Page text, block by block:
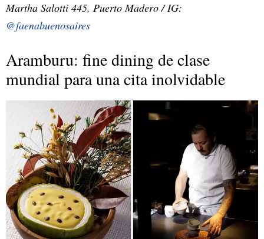
Martha Salotti 445, Puerto Madero / IG:
@faenabuenosaires
Aramburu: fine dining de clase
mundial para una cita inolvidable